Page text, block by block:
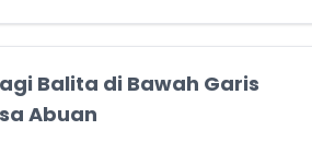
Balita di Bawah Garis
Abuan